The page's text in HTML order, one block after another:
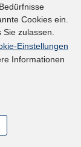
30.06.2014)
Cookies ein.
Sie zulassen.
Einstellungen
Informationen